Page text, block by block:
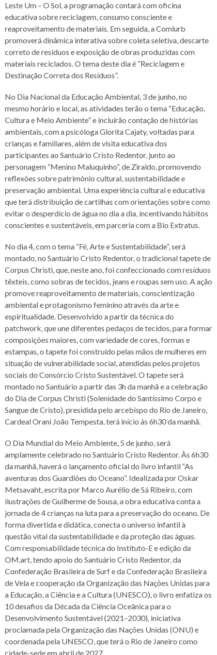
Leste Um – O Sol, a programação contará com oficina
educativa sobre reciclagem, consumo consciente e
reaproveitamento de materiais. Em seguida, a Comlurb
promoverá dinâmica interativa sobre coleta seletiva, descarte
correto de resíduos e exposição de obras produzidas com
materiais reciclados. O tema deste dia é “Reciclagem e
Destinação Correta dos Resíduos”.
No Dia Nacional da Educação Ambiental, 3 de junho, no
mesmo horário e local, as atividades terão o tema “Educação,
Cultura e Meio Ambiente” e incluirão contação de histórias
ambientais, com a psicóloga Glorita Cajaty, voltadas para
crianças e familiares, além de visita educativa dos
participantes ao Santuário Cristo Redentor, junto ao
personagem “Menino Maluquinho”, de Ziraldo, promovendo
reflexões sobre patrimônio cultural, sustentabilidade e
preservação ambiental. Uma experiência cultural e educativa
que terá distribuição de cartilhas com orientações sobre como
evitar o desperdício de água no dia a dia, incentivando hábitos
conscientes e sustentáveis, em parceria com a Bio Extratus.
No dia 4, com o tema “Fé, Arte e Sustentabilidade”, será
montado, no Santuário Cristo Redentor, o tradicional tapete de
Corpus Christi, que, neste ano, foi confeccionado com resíduos
têxteis, como sobras de tecidos, jeans e roupas sem uso. A ação
promove reaproveitamento de materiais, conscientização
ambiental e protagonismo feminino através da arte e
espiritualidade. Desenvolvido a partir da técnica do
patchwork, que une diferentes pedaços de tecidos, para formar
composições maiores, com variedade de cores, formas e
estampas, o tapete foi construído pelas mãos de mulheres em
situação de vulnerabilidade social, atendidas pelos projetos
sociais do Consórcio Cristo Sustentável. O tapete será
montado no Santuário a partir das 3h da manhã e a celebração
do Dia de Corpus Christi (Solenidade do Santíssimo Corpo e
Sangue de Cristo), presidida pelo arcebispo do Rio de Janeiro,
Cardeal Orani João Tempesta, terá início às 6h30 da manhã.
O Dia Mundial do Meio Ambiente, 5 de junho, será
amplamente celebrado no Santuário Cristo Redentor. Às 6h30
da manhã, haverá o lançamento oficial do livro infantil “As
aventuras dos Guardiões do Oceano”. Idealizada por Oskar
Metsavaht, escrita por Marco Aurélio de Sá Ribeiro, com
ilustrações de Guilherme de Sousa, a obra educativa conta a
jornada de 4 crianças na luta para a preservação do oceano. De
forma divertida e didática, conecta o universo infantil à
questão vital da sustentabilidade e da proteção das águas.
Com responsabilidade técnica do Instituto-E e edição da
OM.art, tendo apoio do Santuário Cristo Redentor, da
Confederação Brasileira de Surf e da Confederação Brasileira
de Vela e cooperação da Organização das Nações Unidas para
a Educação, a Ciência e a Cultura (UNESCO), o livro enfatiza os
10 desafios da Década da Ciência Oceânica para o
Desenvolvimento Sustentável (2021–2030), iniciativa
proclamada pela Organização das Nações Unidas (ONU) e
coordenada pela UNESCO, que terá o Rio de Janeiro como
cidade-sede em abril de 2027.